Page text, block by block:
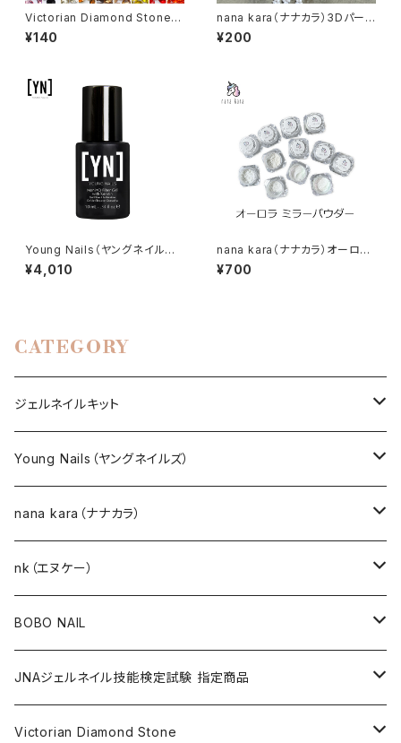
Victorian Diamond Stone
（ヴィクトリアン ダイアモンド ス
トーン）50粒入り （カラー：001
¥140
nana kara（ナナカラ）3Dパーツ
フラワー プルメリア
¥200
Young Nails（ヤングネイルズ）
Mani・Q Fiber Gel with Kera
tin Bottle（マニキュー ファイバ
¥4,010
nana kara（ナナカラ）オーロラ
ミラーパウダー
¥700
CATEGORY
ジェルネイルキット
選べるジェルネイルキット
ネイルアート作成キット
Young Nails（ヤングネイルズ）
BEST SELLERS（ベストセラー）
KITS（キット）
ACRYLIC（アクリル）
ACRYLIC POWDER（アクリルパウダー）
NAIL LIQUID（ネイルリキッド）
DIP & COLOR ACRYLIC POWDERS
DIP AND COLOR ACRYLIC POWDERS
GEL（ジェル）
nana kara（ナナカラ）
GEL NAIL
nana kara [3g] （ナナカラ）
nana kara petit [1g] （ナナカラ プチ）
NAIL ART
ネイルパーツ
ネイルストーンパーツ
NAIL TIPS
NAIL TOOL
nk（エヌケー）
GEL NAIL
3Dジェル
ベースジェル
NAIL ART
ネイルパーツ
NAIL TOOL
BOBO NAIL
セット
単品
JNAジェルネイル技能検定試験 指定商品
クリアジェル
Victorian Diamond Stone